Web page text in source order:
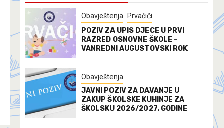
Obavještenja Prvačići
POZIV ZA UPIS DJECE U PRVI
RAZRED OSNOVNE ŠKOLE –
VANREDNI AUGUSTOVSKI ROK
Obavještenja
JAVNI POZIV ZA DAVANJE U
ZAKUP ŠKOLSKE KUHINJE ZA
ŠKOLSKU 2026/2027. GODINE